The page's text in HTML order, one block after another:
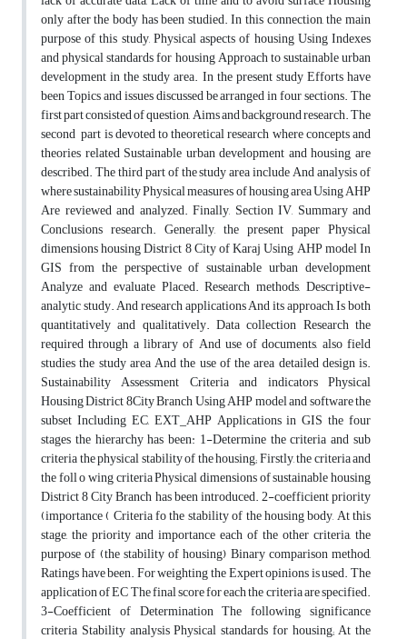
only after the body has been studied. In this connection, the main
purpose of this study, Physical aspects of housing Using Indexes
and physical standards for housing Approach to sustainable urban
development in the study area. In the present study Efforts have
been Topics and issues discussed be arranged in four sections. The
first part consisted of question, Aims and background research. The
second part is devoted to theoretical research where concepts and
theories related Sustainable urban development and housing are
described. The third part of the study area include And analysis of
where sustainability Physical measures of housing area Using AHP
Are reviewed and analyzed. Finally, Section IV, Summary and
Conclusions research. Generally, the present paper Physical
dimensions housing District 8 City of Karaj Using AHP model In
GIS from the perspective of sustainable urban development
Analyze and evaluate Placed. Research methods, Descriptive-
analytic study. And research applications And its approach, Is both
quantitatively and qualitatively. Data collection Research the
required through a library of And use of documents, also field
studies the study area And the use of the area detailed design is.
Sustainability Assessment Criteria and indicators Physical
Housing District 8City Branch Using AHP model and software the
subset Including EC, EXT_AHP Applications in GIS the four
stages the hierarchy has been: 1-Determine the criteria and sub
criteria the physical stability of the housing; Firstly, the criteria and
the foll o wing criteria Physical dimensions of sustainable housing
District 8 City Branch has been introduced. 2-coefficient priority
(importance ( Criteria fo the stability of the housing body, At this
stage, the priority and importance each of the other criteria, the
purpose of (the stability of housing) Binary comparison method,
Ratings have been. For weighting the Expert opinions is used. The
application of EC The final score for each the criteria are specified.
3-Coefficient of Determination The following significance
criteria Stability analysis Physical standards for housing; At the